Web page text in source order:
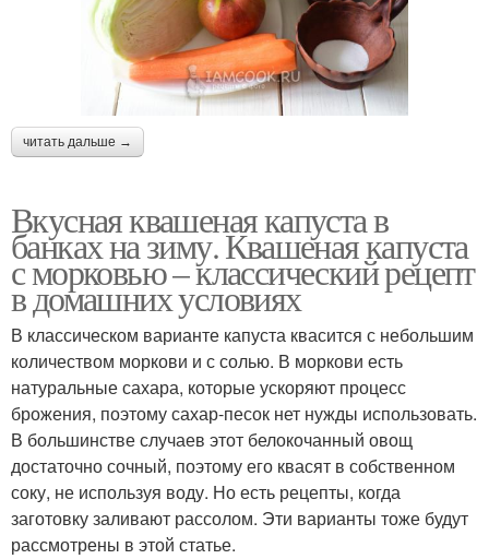
читать дальше →
Вкусная квашеная капуста в
банках на зиму. Квашеная капуста
с морковью – классический рецепт
в домашних условиях
В классическом варианте капуста квасится с небольшим
количеством моркови и с солью. В моркови есть
натуральные сахара, которые ускоряют процесс
брожения, поэтому сахар-песок нет нужды использовать.
В большинстве случаев этот белокочанный овощ
достаточно сочный, поэтому его квасят в собственном
соку, не используя воду. Но есть рецепты, когда
заготовку заливают рассолом. Эти варианты тоже будут
рассмотрены в этой статье.